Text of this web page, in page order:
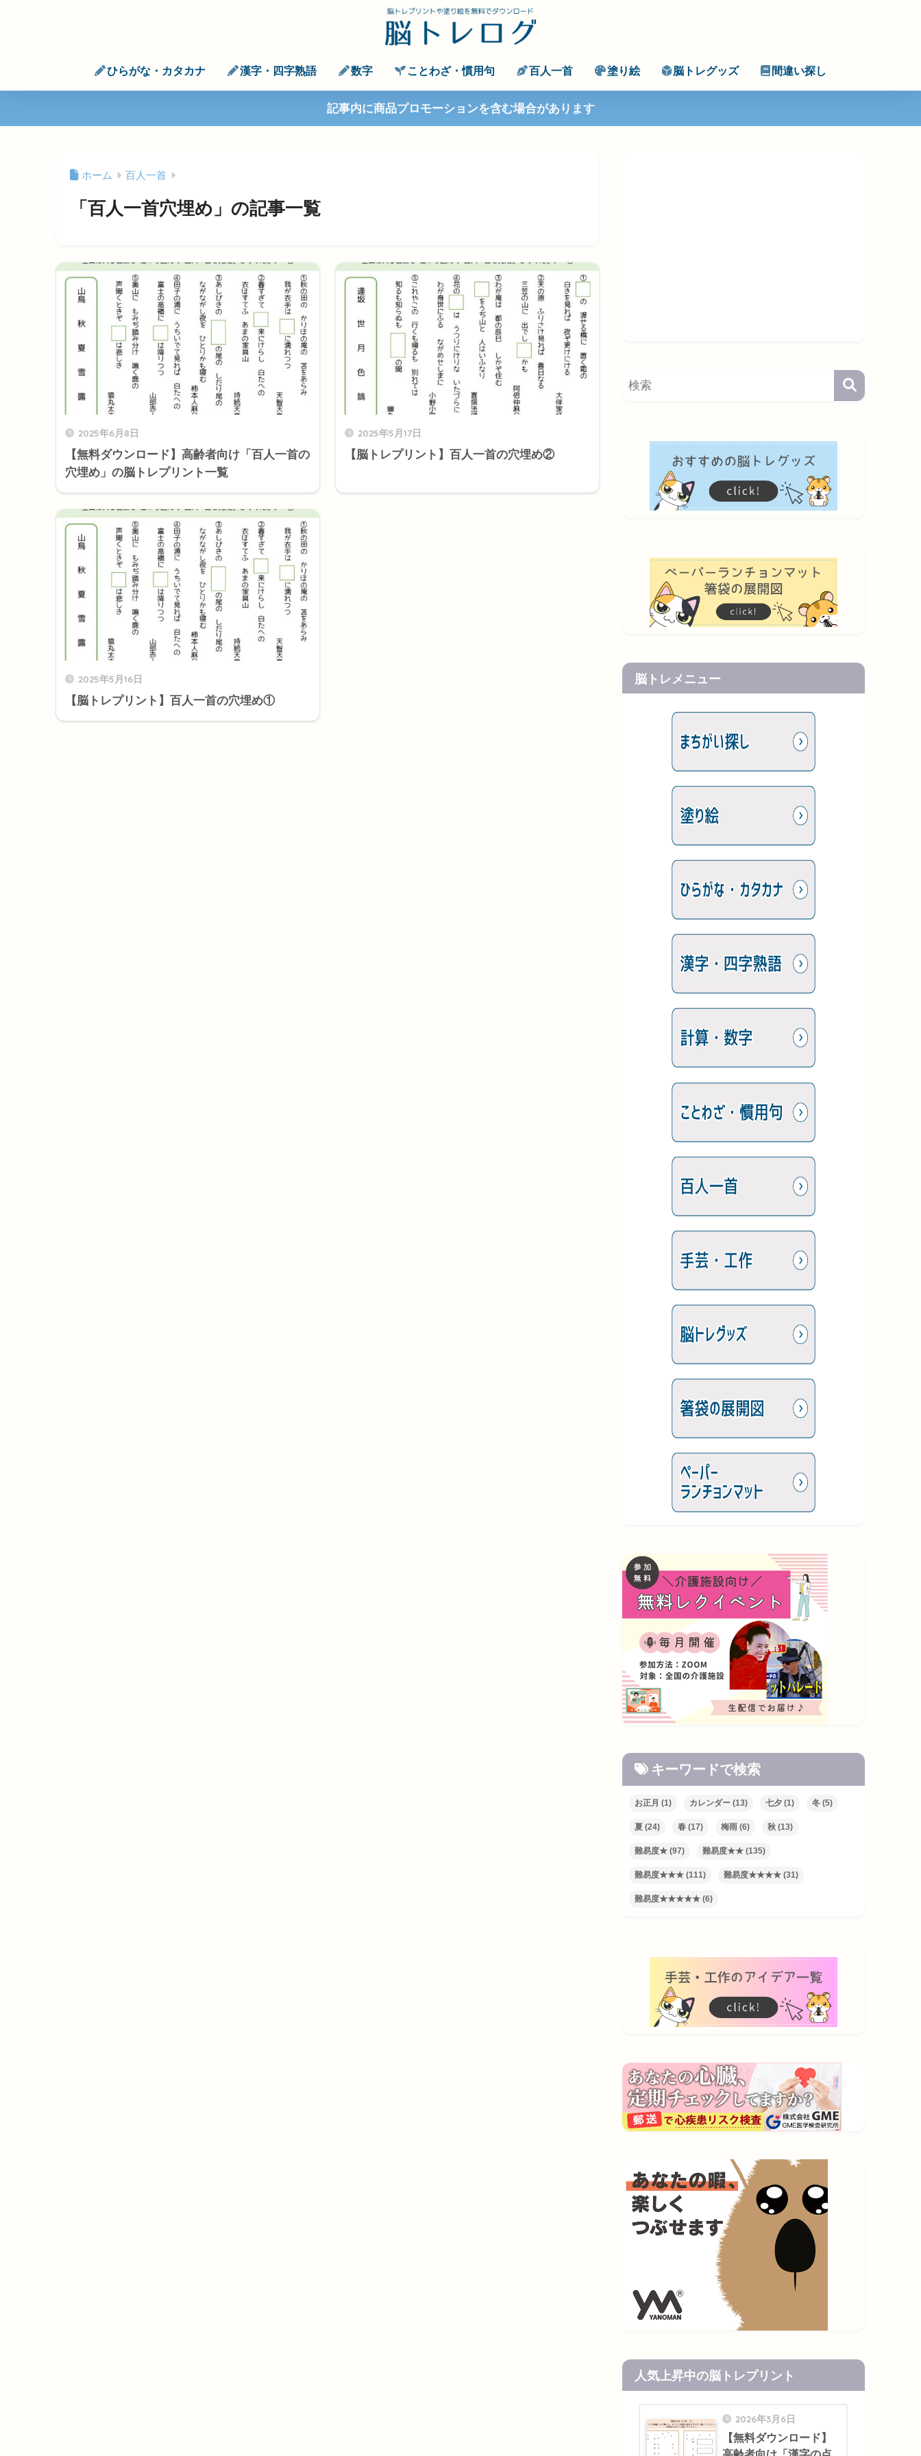
ひらがな・カタカナ 漢字・四字熟語 数字 ことわざ・慣用句 百人一首 塗り絵 脳トレグッズ 間違い探し
記事内に商品プロモーションを含む場合があります
ホーム 百人一首
「百人一首穴埋め」の記事一覧
2025年6月8日
【無料ダウンロード】高齢者向け「百人一首の
穴埋め」の脳トレプリント一覧
2025年5月17日
【脳トレプリント】百人一首の穴埋め②
2025年5月16日
【脳トレプリント】百人一首の穴埋め①
脳トレメニュー
キーワードで検索
お正月 (1) カレンダー (13) 七夕 (1) 冬 (5)
夏 (24) 春 (17) 梅雨 (6) 秋 (13)
難易度★ (97) 難易度★★ (135)
難易度★★★ (111) 難易度★★★★ (31)
難易度★★★★★ (6)
人気上昇中の脳トレプリント
2026年3月6日
【無料ダウンロード】